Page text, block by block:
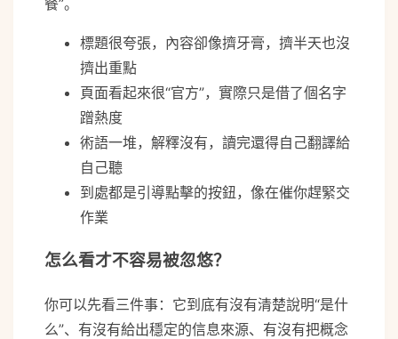
標題很夸張，內容卻像擠牙膏，擠半天也沒
擠出重點
頁面看起來很“官方”，實際只是借了個名字
蹭熱度
術語一堆，解釋沒有，讀完還得自己翻譯給
自己聽
到處都是引導點擊的按鈕，像在催你趕緊交
作業
怎么看才不容易被忽悠？
你可以先看三件事：它到底有沒有清楚說明“是什
么”、有沒有給出穩定的信息來源、有沒有把概念